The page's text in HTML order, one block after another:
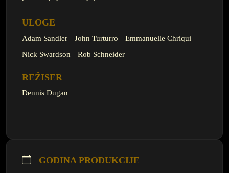
ULOGE
Adam Sandler John Turturro
Emmanuelle Chriqui
Nick Swardson
Rob Schneider
REŽISER
Dennis Dugan
GODINA PRODUKCIJE